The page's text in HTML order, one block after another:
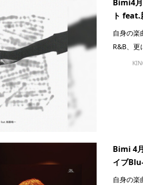
Bimi4
ト feat.
自身の楽
R&B、更
Bimi 4
イブ
自身の楽